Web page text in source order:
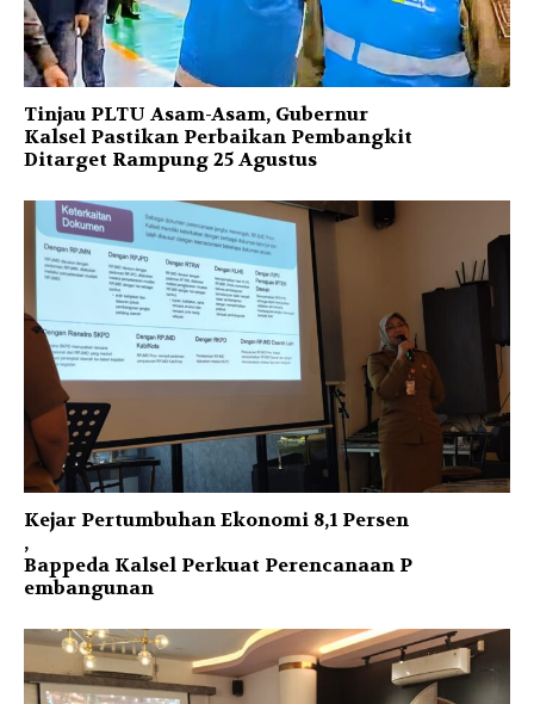
Tinjau PLTU Asam-Asam, Gubernur
Kalsel Pastikan Perbaikan Pembangkit
Ditarget Rampung 25 Agustus
Kejar Pertumbuhan Ekonomi 8,1 Persen
,
Bappeda Kalsel Perkuat Perencanaan P
embangunan